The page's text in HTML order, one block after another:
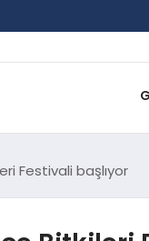
Festivali başlıyor